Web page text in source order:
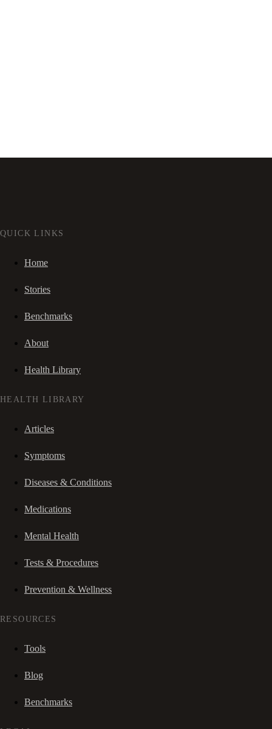
QUICK LINKS
Home
Stories
Benchmarks
About
Health Library
HEALTH LIBRARY
Articles
Symptoms
Diseases & Conditions
Medications
Mental Health
Tests & Procedures
Prevention & Wellness
RESOURCES
Tools
Blog
Benchmarks